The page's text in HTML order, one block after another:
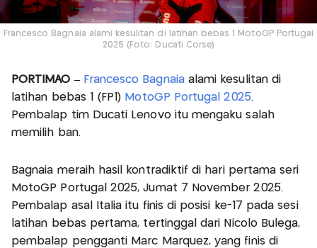
Francesco Bagnaia alami kesulitan di latihan bebas 1 MotoGP Portugal
2025 (Foto: Ducati Corse)
PORTIMAO – Francesco Bagnaiaalami kesulitan di
latihan bebas 1 (FP1) MotoGP Portugal 2025.
Pembalap tim Ducati Lenovo itu mengaku salah
memilih ban.
Bagnaia meraih hasil kontradiktif di hari pertama seri
MotoGP Portugal 2025, Jumat 7 November 2025.
Pembalap asal Italia itu finis di posisi ke-17 pada sesi
latihan bebas pertama, tertinggal dari Nicolo Bulega,
pembalap pengganti Marc Marquez, yang finis di